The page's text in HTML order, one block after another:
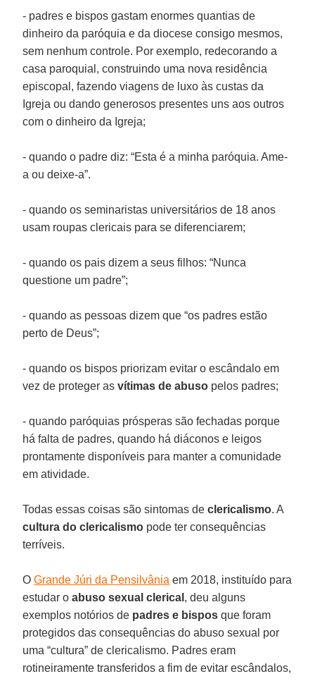
- padres e bispos gastam enormes quantias de
dinheiro da paróquia e da diocese consigo mesmos,
sem nenhum controle. Por exemplo, redecorando a
casa paroquial, construindo uma nova residência
episcopal, fazendo viagens de luxo às custas da
Igreja ou dando generosos presentes uns aos outros
com o dinheiro da Igreja;
- quando o padre diz: “Esta é a minha paróquia. Ame-
a ou deixe-a”.
- quando os seminaristas universitários de 18 anos
usam roupas clericais para se diferenciarem;
- quando os pais dizem a seus filhos: “Nunca
questione um padre”;
- quando as pessoas dizem que “os padres estão
perto de Deus”;
- quando os bispos priorizam evitar o escândalo em
vez de proteger asvítimas de abuso pelos padres;
- quando paróquias prósperas são fechadas porque
há falta de padres, quando há diáconos e leigos
prontamente disponíveis para manter a comunidade
em atividade.
Todas essas coisas são sintomas declericalismo. A
cultura do clericalismo pode ter consequências
terríveis.
OGrande Júri da Pensilvânia em 2018, instituído para
estudar oabuso sexual clerical , deu alguns
exemplos notórios de padres e bispos que foram
protegidos das consequências do abuso sexual por
uma “cultura” de clericalismo. Padres eram
rotineiramente transferidos a fim de evitar escândalos,